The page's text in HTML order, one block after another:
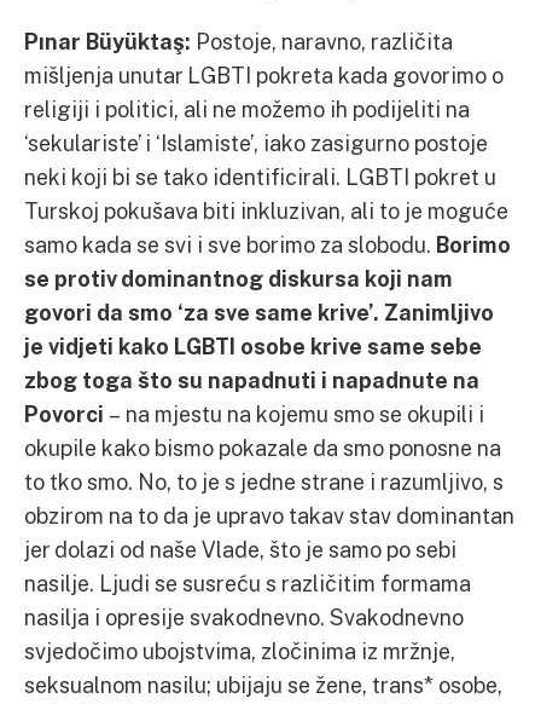
Pınar Büyüktaş: Postoje, naravno, različita
mišljenja unutar LGBTI pokreta kada govorimo o
religiji i politici, ali ne možemo ih podijeliti na
‘sekulariste’ i ‘Islamiste’, iako zasigurno postoje
neki koji bi se tako identificirali. LGBTI pokret u
Turskoj pokušava biti inkluzivan, ali to je moguće
samo kada se svi i sve borimo za slobodu. Borimo
se protiv dominantnog diskursa koji nam
govori da smo ‘za sve same krive’. Zanimljivo
je vidjeti kako LGBTI osobe krive same sebe
zbog toga što su napadnuti i napadnute na
Povorci – na mjestu na kojemu smo se okupili i
okupile kako bismo pokazale da smo ponosne na
to tko smo. No, to je s jedne strane i razumljivo, s
obzirom na to da je upravo takav stav dominantan
jer dolazi od naše Vlade, što je samo po sebi
nasilje. Ljudi se susreću s različitim formama
nasilja i opresije svakodnevno. Svakodnevno
svjedočimo ubojstvima, zločinima iz mržnje,
seksualnom nasilu; ubijaju se žene, trans* osobe,